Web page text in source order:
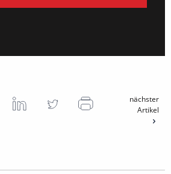
nächster
Artikel